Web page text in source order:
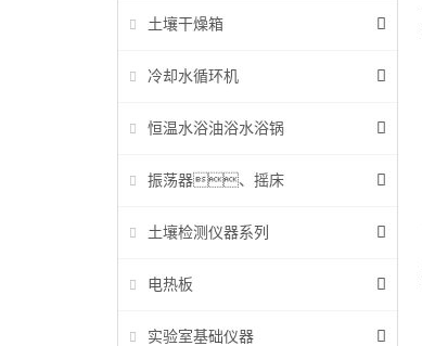
土壤干燥箱
冷却水循环机
恒温水浴油浴水浴锅
振荡器、摇床
土壤检测仪器系列
电热板
实验室基础仪器